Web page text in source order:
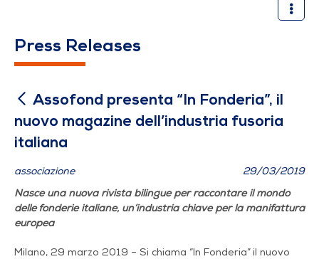
Assofond presenta “In
Press Releases
Assofond presenta “In Fonderia”, il
nuovo magazine dell’industria fusoria
italiana
associazione
29/03/2019
Nasce una nuova rivista bilingue per raccontare il mondo
delle fonderie italiane, un’industria chiave per la manifattura
europea
Milano, 29 marzo 2019 – Si chiama “In Fonderia” il nuovo